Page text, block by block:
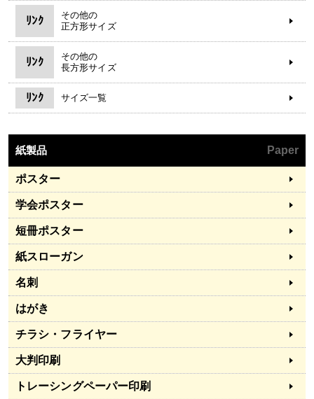
ﾘﾝｸ
その他の
正方形サイズ
ﾘﾝｸ
その他の
長方形サイズ
ﾘﾝｸ サイズ一覧
紙製品 Paper
ポスター
学会ポスター
短冊ポスター
紙スローガン
名刺
はがき
チラシ・フライヤー
大判印刷
トレーシングペーパー印刷